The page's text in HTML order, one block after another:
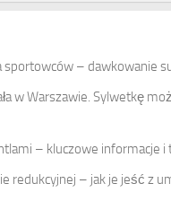
sportowców – dawkowanie
w Warszawie. Sylwetkę
– kluczowe informacje i
redukcyjnej – jak je jeść z